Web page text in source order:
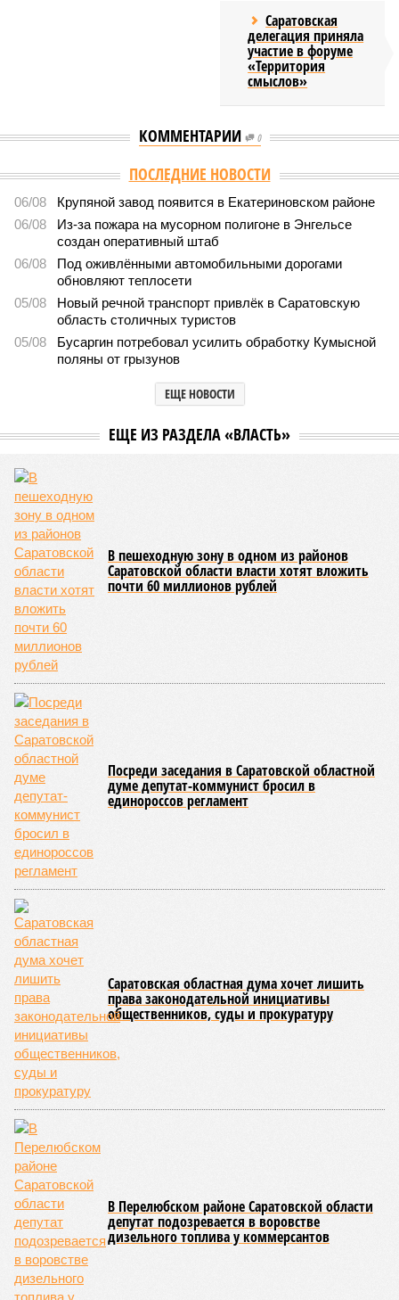
Саратовская
делегация приняла
участие в форуме
«Территория
смыслов»
КОММЕНТАРИИ 0
ПОСЛЕДНИЕ НОВОСТИ
06/08
Крупяной завод появится в Екатериновском районе
06/08
Из-за пожара на мусорном полигоне в Энгельсе
создан оперативный штаб
06/08
Под оживлёнными автомобильными дорогами
обновляют теплосети
05/08
Новый речной транспорт привлёк в Саратовскую
область столичных туристов
05/08
Бусаргин потребовал усилить обработку Кумысной
поляны от грызунов
ЕЩЕ НОВОСТИ
ЕЩЕ ИЗ РАЗДЕЛА «ВЛАСТЬ»
В пешеходную зону в одном из районов
Саратовской области власти хотят вложить
почти 60 миллионов рублей
Посреди заседания в Саратовской областной
думе депутат-коммунист бросил в
единороссов регламент
Саратовская областная дума хочет лишить
права законодательной инициативы
общественников, суды и прокуратуру
В Перелюбском районе Саратовской области
депутат подозревается в воровстве
дизельного топлива у коммерсантов